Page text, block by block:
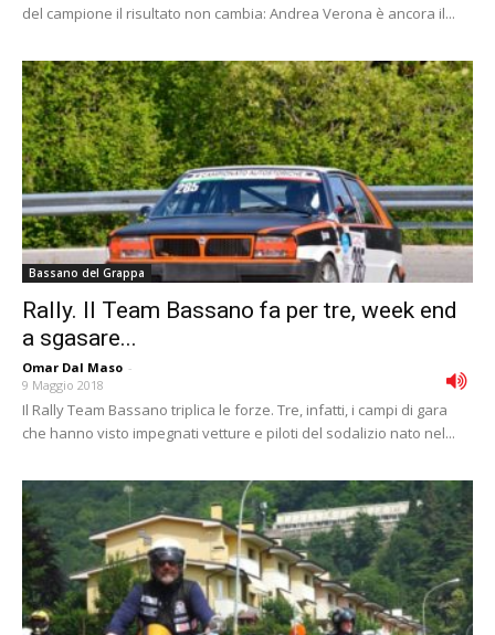
del campione il risultato non cambia: Andrea Verona è ancora il...
Bassano del Grappa
Rally. Il Team Bassano fa per tre, week end
a sgasare...
Omar Dal Maso -
9 Maggio 2018
Il Rally Team Bassano triplica le forze. Tre, infatti, i campi di gara
che hanno visto impegnati vetture e piloti del sodalizio nato nel...